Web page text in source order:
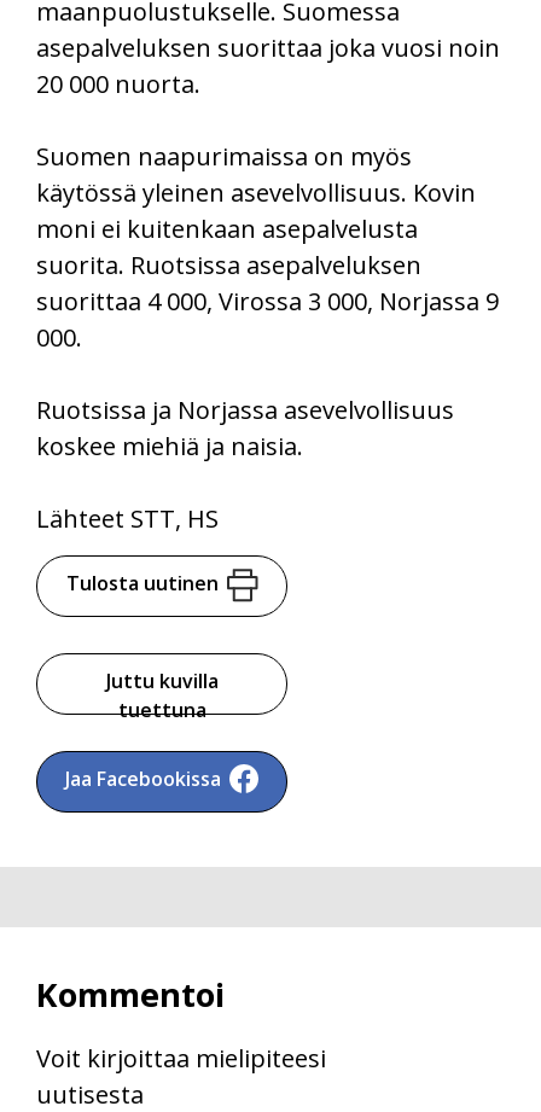
maanpuolustukselle. Suomessa
asepalveluksen suorittaa joka vuosi noin
20 000 nuorta.
Suomen naapurimaissa on myös
käytössä yleinen asevelvollisuus. Kovin
moni ei kuitenkaan asepalvelusta
suorita. Ruotsissa asepalveluksen
suorittaa 4 000, Virossa 3 000, Norjassa 9
000.
Ruotsissa ja Norjassa asevelvollisuus
koskee miehiä ja naisia.
Lähteet STT, HS
Tulosta uutinen
Juttu kuvilla
tuettuna
Jaa Facebookissa
Kommentoi
Voit kirjoittaa mielipiteesi
uutisesta